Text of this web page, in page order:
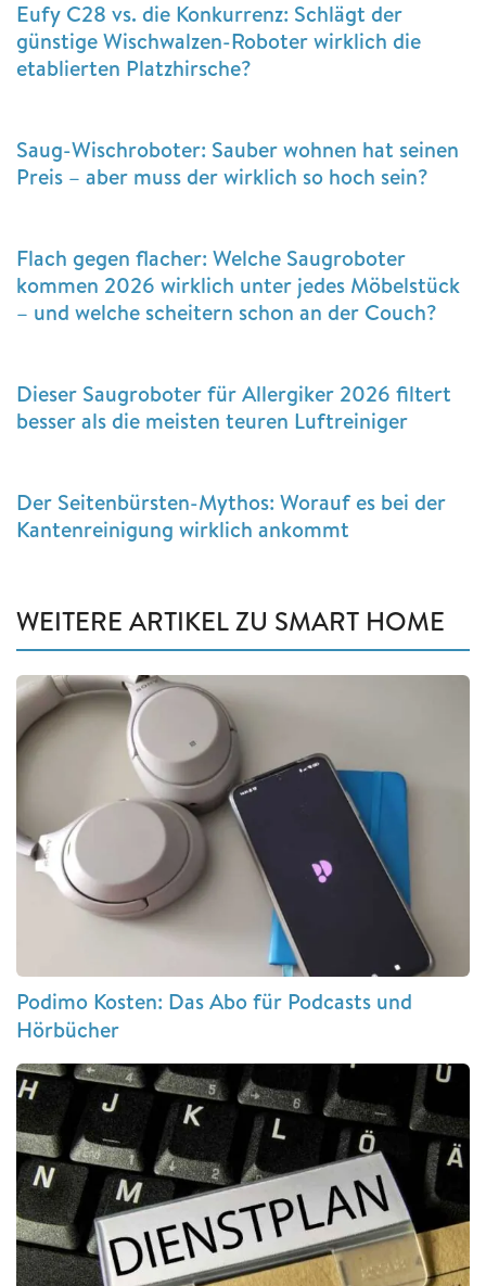
Eufy C28 vs. die Konkurrenz: Schlägt der
günstige Wischwalzen-Roboter wirklich die
etablierten Platzhirsche?
Saug-Wischroboter: Sauber wohnen hat seinen
Preis – aber muss der wirklich so hoch sein?
Flach gegen flacher: Welche Saugroboter
kommen 2026 wirklich unter jedes Möbelstück
– und welche scheitern schon an der Couch?
Dieser Saugroboter für Allergiker 2026 filtert
besser als die meisten teuren Luftreiniger
Der Seitenbürsten-Mythos: Worauf es bei der
Kantenreinigung wirklich ankommt
WEITERE ARTIKEL ZU SMART HOME
Podimo Kosten: Das Abo für Podcasts und
Hörbücher